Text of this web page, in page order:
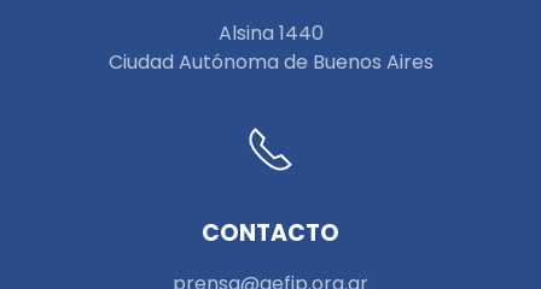
Alsina 1440
Ciudad Autónoma de Buenos Aires
CONTACTO
prensa@aefip.org.ar